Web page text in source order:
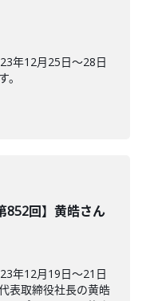
年12月25日〜28日
852回】黄皓さん
年12月19日〜21日
表取締役社長の黄皓